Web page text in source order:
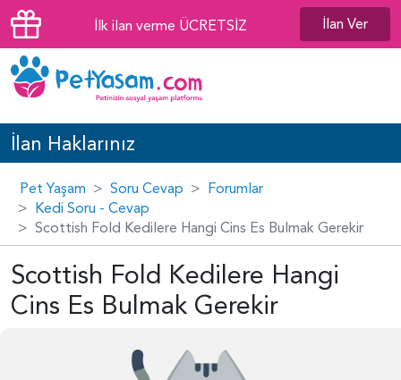
İlk ilan verme ÜCRETSİZ İlan Ver
İlan Haklarınız
Pet Yaşam Soru Cevap
Forumlar
Kedi Soru - Cevap
Scottish Fold Kedilere Hangi Cins Es Bulmak Gerekir
Scottish Fold Kedilere Hangi
Cins Es Bulmak Gerekir